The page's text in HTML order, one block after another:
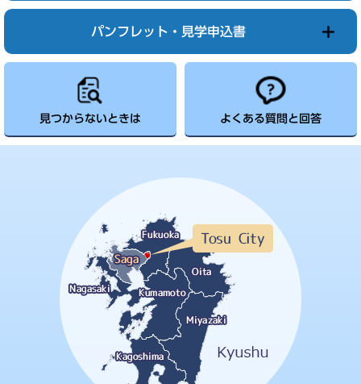
パンフレット・見学申込書
見つからないときは よくある質問と回答